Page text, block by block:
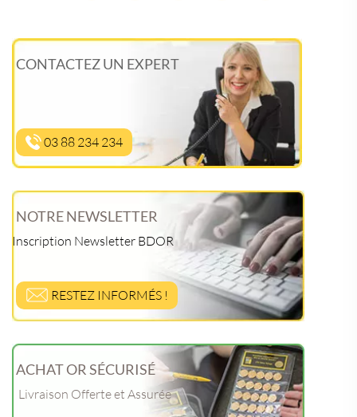
CONTACTEZ UN EXPERT
03 88 234 234
NOTRE NEWSLETTER
Inscription Newsletter BDOR
RESTEZ INFORMÉS !
ACHAT OR SÉCURISÉ
Livraison Offerte et Assurée